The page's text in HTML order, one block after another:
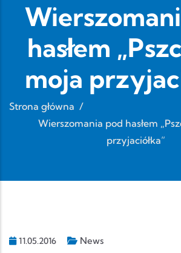
hasłem
moja
Strona główna /
Wierszomania pod hasłem
przyjaciółka”
11.05.2016 News